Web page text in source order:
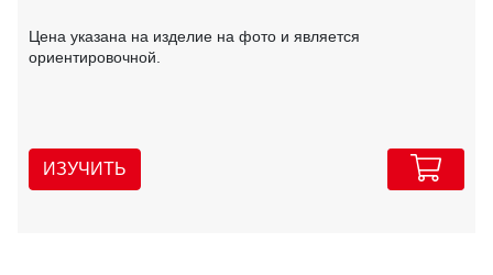
Цена указана на изделие на фото и является
ориентировочной.
ИЗУЧИТЬ